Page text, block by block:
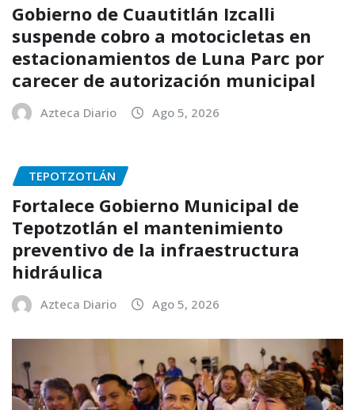
Gobierno de Cuautitlán Izcalli
suspende cobro a motocicletas en
estacionamientos de Luna Parc por
carecer de autorización municipal
Azteca Diario Ago 5, 2026
TEPOTZOTLÁN
Fortalece Gobierno Municipal de
Tepotzotlán el mantenimiento
preventivo de la infraestructura
hidráulica
Azteca Diario Ago 5, 2026